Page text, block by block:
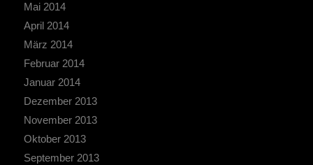
Mai 2014
April 2014
März 2014
Februar 2014
Januar 2014
Dezember 2013
November 2013
Oktober 2013
September 2013